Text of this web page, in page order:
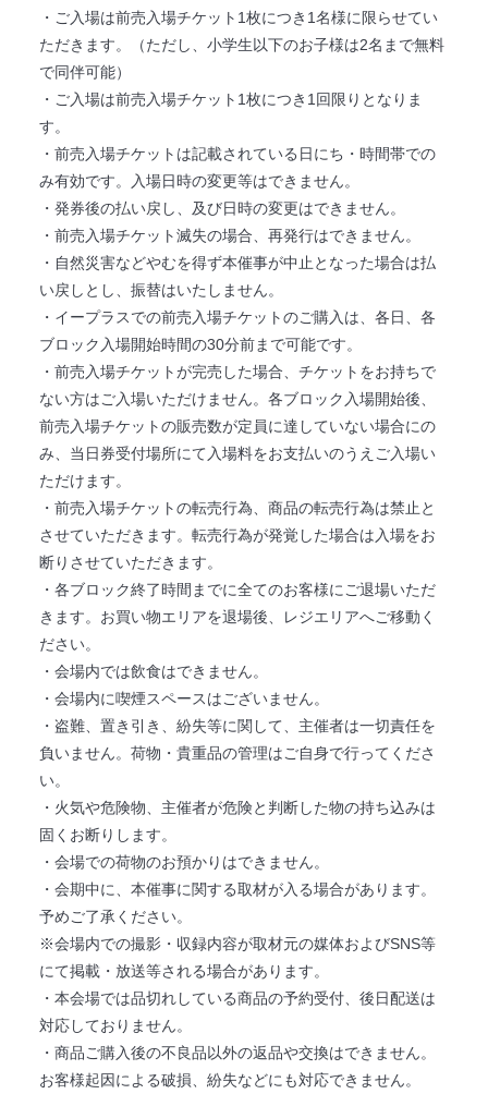
・ご入場は前売入場チケット1枚につき1名様に限らせてい
ただきます。（ただし、小学生以下のお子様は2名まで無料
で同伴可能）
・ご入場は前売入場チケット1枚につき1回限りとなりま
す。
・前売入場チケットは記載されている日にち・時間帯での
み有効です。入場日時の変更等はできません。
・発券後の払い戻し、及び日時の変更はできません。
・前売入場チケット滅失の場合、再発行はできません。
・自然災害などやむを得ず本催事が中止となった場合は払
い戻しとし、振替はいたしません。
・イープラスでの前売入場チケットのご購入は、各日、各
ブロック入場開始時間の30分前まで可能です。
・前売入場チケットが完売した場合、チケットをお持ちで
ない方はご入場いただけません。各ブロック入場開始後、
前売入場チケットの販売数が定員に達していない場合にの
み、当日券受付場所にて入場料をお支払いのうえご入場い
ただけます。
・前売入場チケットの転売行為、商品の転売行為は禁止と
させていただきます。転売行為が発覚した場合は入場をお
断りさせていただきます。
・各ブロック終了時間までに全てのお客様にご退場いただ
きます。お買い物エリアを退場後、レジエリアへご移動く
ださい。
・会場内では飲食はできません。
・会場内に喫煙スペースはございません。
・盗難、置き引き、紛失等に関して、主催者は一切責任を
負いません。荷物・貴重品の管理はご自身で行ってくださ
い。
・火気や危険物、主催者が危険と判断した物の持ち込みは
固くお断りします。
・会場での荷物のお預かりはできません。
・会期中に、本催事に関する取材が入る場合があります。
予めご了承ください。
※会場内での撮影・収録内容が取材元の媒体およびSNS等
にて掲載・放送等される場合があります。
・本会場では品切れしている商品の予約受付、後日配送は
対応しておりません。
・商品ご購入後の不良品以外の返品や交換はできません。
お客様起因による破損、紛失などにも対応できません。